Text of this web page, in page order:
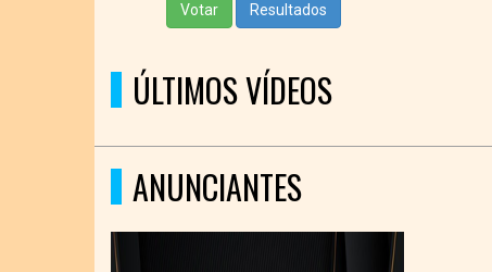
Votar Resultados
ÚLTIMOS VÍDEOS
ANUNCIANTES